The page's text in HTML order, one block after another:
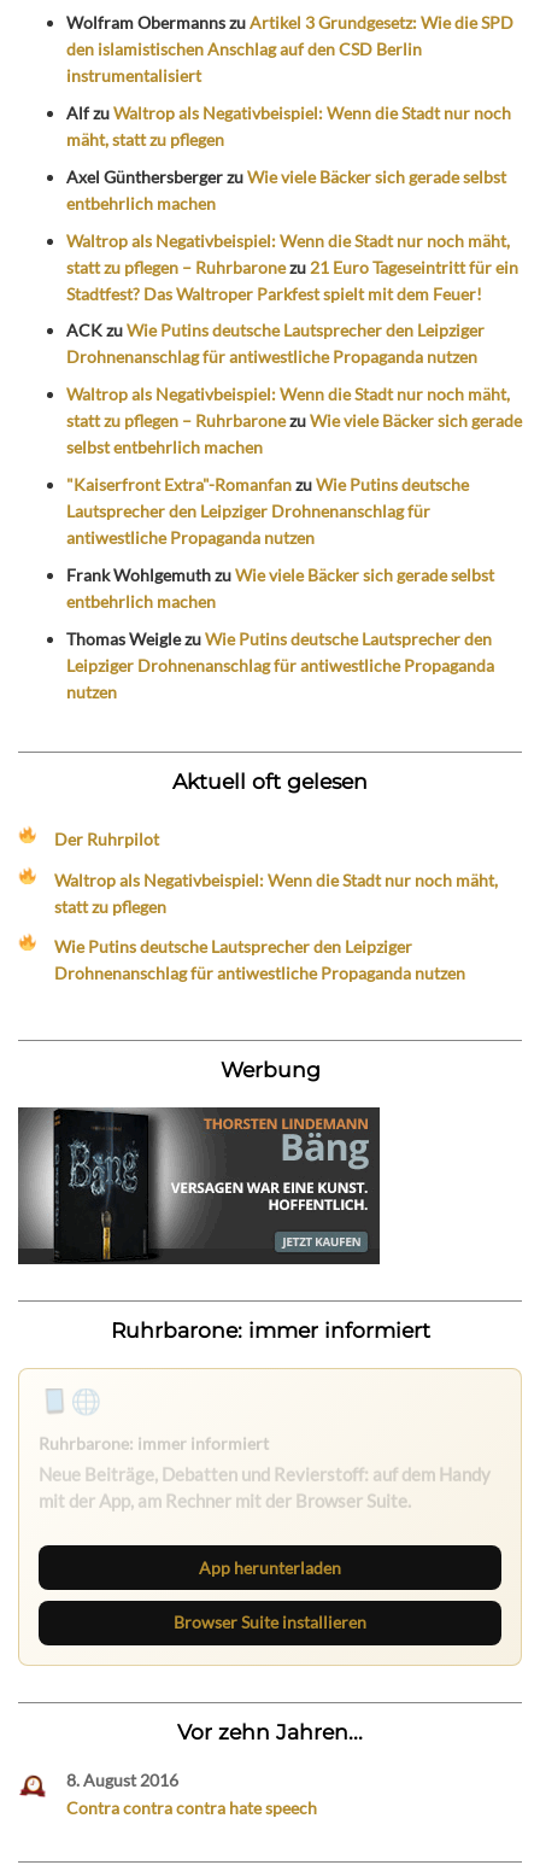
Wolfram ObermannszuArtikel 3 Grundgesetz: Wie die SPD
den islamistischen Anschlag auf den CSD Berlin
instrumentalisiert
AlfzuWaltrop als Negativbeispiel: Wenn die Stadt nur noch
mäht, statt zu pflegen
Axel GünthersbergerzuWie viele Bäcker sich gerade selbst
entbehrlich machen
Waltrop als Negativbeispiel: Wenn die Stadt nur noch mäht,
statt zu pflegen – Ruhrbaronezu 21 Euro Tageseintritt für ein
Stadtfest? Das Waltroper Parkfest spielt mit dem Feuer!
ACKzuWie Putins deutsche Lautsprecher den Leipziger
Drohnenanschlag für antiwestliche Propaganda nutzen
Waltrop als Negativbeispiel: Wenn die Stadt nur noch mäht,
statt zu pflegen – RuhrbaronezuWie viele Bäcker sich gerade
selbst entbehrlich machen
"Kaiserfront Extra"-RomanfanzuWie Putins deutsche
Lautsprecher den Leipziger Drohnenanschlag für
antiwestliche Propaganda nutzen
Frank WohlgemuthzuWie viele Bäcker sich gerade selbst
entbehrlich machen
Thomas WeiglezuWie Putins deutsche Lautsprecher den
Leipziger Drohnenanschlag für antiwestliche Propaganda
nutzen
Aktuell oft gelesen
Der Ruhrpilot
Waltrop als Negativbeispiel: Wenn die Stadt nur noch mäht,
statt zu pflegen
Wie Putins deutsche Lautsprecher den Leipziger
Drohnenanschlag für antiwestliche Propaganda nutzen
Werbung
Ruhrbarone: immer informiert
App herunterladen
Browser Suite installieren
Vor zehn Jahren...
8. August 2016
Contra contra contra hate speech